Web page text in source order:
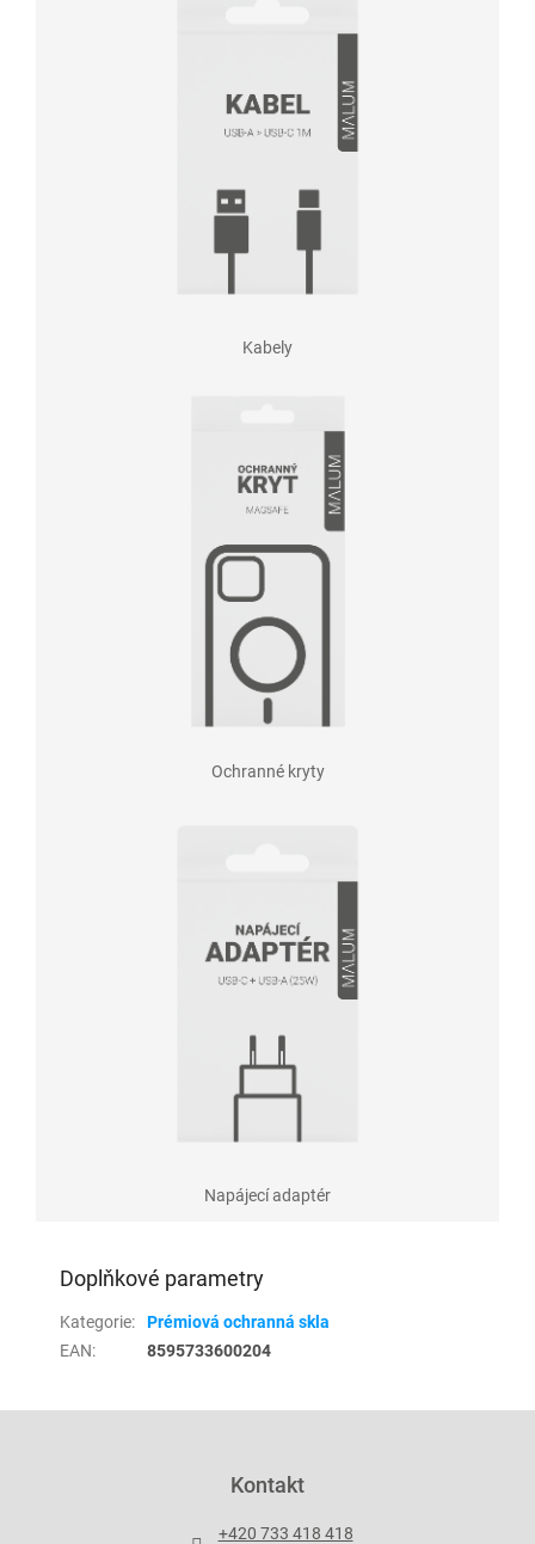
Kabely
Ochranné kryty
Napájecí adaptér
Doplňkové parametry
Kategorie:
Prémiová ochranná skla
EAN: 8595733600204
Kontakt
+420 733 418 418